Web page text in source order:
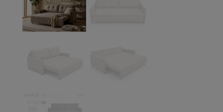
Čiužiniai
Naktiniai staliukai